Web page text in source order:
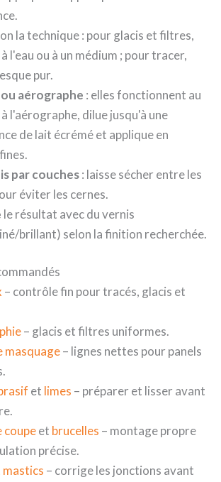
la technique : pour glacis et filtres,
l'eau ou à un médium ; pour tracer,
pur.
aérographe : elles fonctionnent au
à l'aérographe, dilue jusqu'à une
de lait écrémé et applique en
par couches: laisse sécher entre les
éviter les cernes.
le résultat avec du vernis
brillant) selon la finition recherchée.
– contrôle fin pour tracés, glacis et
– glacis et filtres uniformes.
masquage– lignes nettes pour panels
et limes – préparer et lisser avant
coupeet brucelles – montage propre
précise.
mastics – corrige les jonctions avant